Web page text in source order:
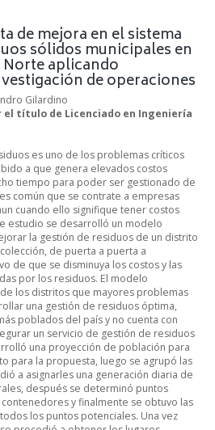
de mejora en el sistema
sólidos municipales en
aplicando
de operaciones
Gilardino
el título de Licenciado en Ingeniería
es uno de los problemas críticos
a que genera elevados costos
tiempo para poder ser gestionado de
común que se contrate a empresas
cuando ello signifique tener costos
estudio se desarrolló un modelo
la gestión de residuos de un distrito
de puerta a puerta a
de que se disminuya los costos y las
por los residuos. El modelo
los distritos que mayores problemas
una gestión de residuos óptima,
poblados del país y no cuenta con
un servicio de gestión de residuos
una proyección de población para
para la propuesta, luego se agrupó las
a asignarles una generación diaria de
después se determinó puntos
y finalmente se obtuvo las
los puntos potenciales. Una vez